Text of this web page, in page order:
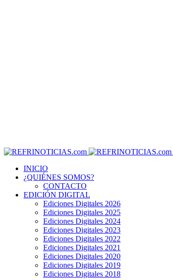
INICIO
¿QUIÉNES SOMOS?
CONTACTO
EDICIÓN DIGITAL
Ediciones Digitales 2026
Ediciones Digitales 2025
Ediciones Digitales 2024
Ediciones Digitales 2023
Ediciones Digitales 2022
Ediciones Digitales 2021
Ediciones Digitales 2020
Ediciones Digitales 2019
Ediciones Digitales 2018